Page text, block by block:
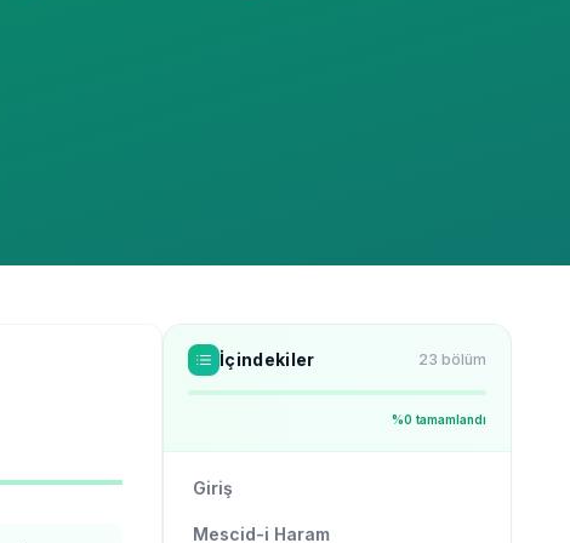
İçindekiler 23 bölüm
%0 tamamlandı
Giriş
Mescid-i Haram